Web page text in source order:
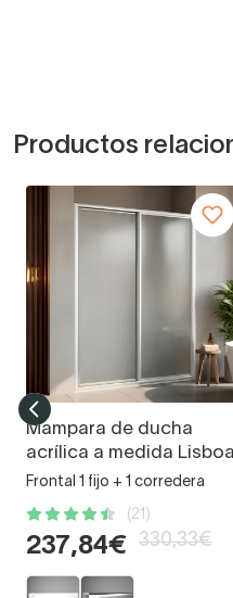
Productos
Mampara de ducha
acrílica a medida Lisboa
Frontal 1 fijo + 1 corredera
(21)
237,84€ 330,33€